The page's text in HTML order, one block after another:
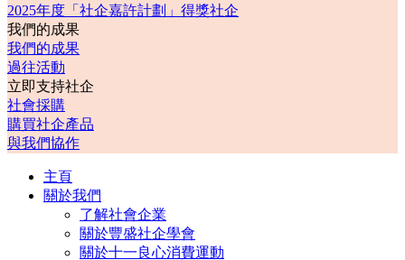
2025年度「社企嘉許計劃」得獎社企
我們的成果
我們的成果
過往活動
立即支持社企
社會採購
購買社企產品
與我們協作
主頁
關於我們
了解社會企業
關於豐盛社企學會
關於十一良心消費運動